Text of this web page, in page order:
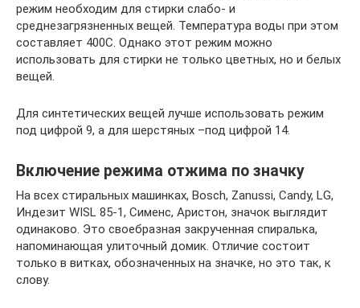
режим необходим для стирки слабо- и
среднезагрязненных вещей. Температура воды при этом
составляет 400С. Однако этот режим можно
использовать для стирки не только цветных, но и белых
вещей.
Для синтетических вещей лучше использовать режим
под цифрой 9, а для шерстяных –под цифрой 14.
Включение режима отжима по значку
На всех стиральных машинках, Bosch, Zanussi, Candy, LG,
Индезит WISL 85-1, Сименс, Аристон, значок выглядит
одинаково. Это своебразная закрученная спиралька,
напоминающая улиточный домик. Отличие состоит
только в витках, обозначенных на значке, но это так, к
слову.